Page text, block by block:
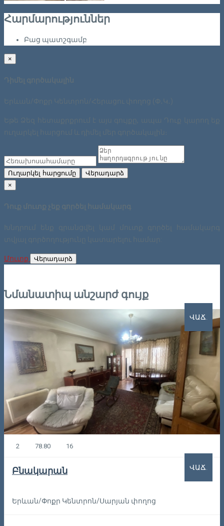
Հարմարություններ
Բաց պատշգամբ
×
Դիմել գործակալին
Երևան/Փոքր Կենտրոն/Հերացու փողոց (Փ․Կ․)
Եթե Ձեզ հետաքրքրում է այս գույքը, ապա Դուք կարող եք
ուղարկել հարցում և դիմել մեր գործակալին։
Ուղարկել հարցումը
Վերադարձ
×
Դուք մուտք չեք գործել համակարգ
Խնդրում ենք գրանցվել կամ մուտք գործել համակարգ
տվյալ գործողությունը կատարելու համար:
Մուտք Վերադարձ
Նմանատիպ անշարժ գույք
ՎԱՃ.
2 78.80 16
Բնակարան
Երևան/Փոքր Կենտրոն/Սարյան փողոց
ՎԱՃ.